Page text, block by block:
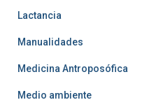
Lactancia
Manualidades
Medicina Antroposófica
Medio ambiente